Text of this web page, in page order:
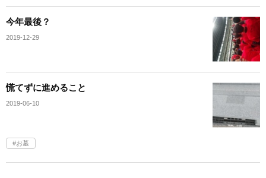
今年最後？
2019-12-29
慌てずに進めること
2019-06-10
お墓